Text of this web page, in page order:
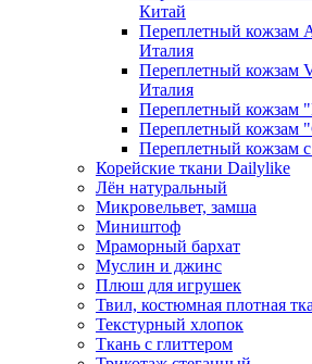
Китай
Переплетный кожзам
Италия
Переплетный кожзам
Италия
Переплетный кожзам
Переплетный кожзам
Переплетный кожзам
Корейские ткани Dailylike
Лён натуральный
Микровельвет, замша
Миништоф
Мраморный бархат
Муслин и джинс
Плюш для игрушек
Твил, костюмная плотная
Текстурный хлопок
Ткань с глиттером